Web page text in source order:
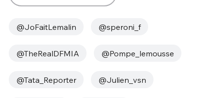
@JoFaitLemalin @speroni_f
@TheRealDFMIA @Pompe_lemousse
@Tata_Reporter @Julien_vsn